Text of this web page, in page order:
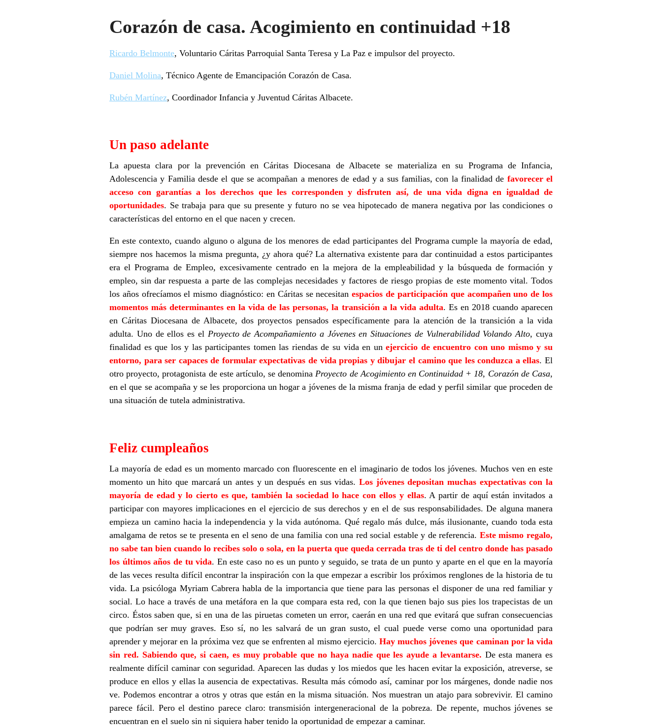
Corazón de casa. Acogimiento en continuidad +18
Ricardo Belmonte, Voluntario Cáritas Parroquial Santa Teresa y La Paz e impulsor del proyecto.
Daniel Molina, Técnico Agente de Emancipación Corazón de Casa.
Rubén Martínez, Coordinador Infancia y Juventud Cáritas Albacete.
Un paso adelante
La apuesta clara por la prevención en Cáritas Diocesana de Albacete se materializa en su Programa de Infancia,
Adolescencia y Familia desde el que se acompañan a menores de edad y a sus familias, con la finalidad de favorecer el
acceso con garantías a los derechos que les corresponden y disfruten así, de una vida digna en igualdad de
oportunidades. Se trabaja para que su presente y futuro no se vea hipotecado de manera negativa por las condiciones o
características del entorno en el que nacen y crecen.
En este contexto, cuando alguno o alguna de los menores de edad participantes del Programa cumple la mayoría de edad,
siempre nos hacemos la misma pregunta, ¿y ahora qué? La alternativa existente para dar continuidad a estos participantes
era el Programa de Empleo, excesivamente centrado en la mejora de la empleabilidad y la búsqueda de formación y
empleo, sin dar respuesta a parte de las complejas necesidades y factores de riesgo propias de este momento vital. Todos
los años ofrecíamos el mismo diagnóstico: en Cáritas se necesitanespacios de participación que acompañen uno de los
momentos más determinantes en la vida de las personas, la transición a la vida adulta. Es en 2018 cuando aparecen
en Cáritas Diocesana de Albacete, dos proyectos pensados específicamente para la atención de la transición a la vida
adulta. Uno de ellos es el Proyecto de Acompañamiento a Jóvenes en Situaciones de Vulnerabilidad Volando Alto, cuya
finalidad es que los y las participantes tomen las riendas de su vida en unejercicio de encuentro con uno mismo y su
entorno, para ser capaces de formular expectativas de vida propias y dibujar el camino que les conduzca a ellas. El
otro proyecto, protagonista de este artículo, se denominaProyecto de Acogimiento en Continuidad + 18, Corazón de Casa,
en el que se acompaña y se les proporciona un hogar a jóvenes de la misma franja de edad y perfil similar que proceden de
una situación de tutela administrativa.
Feliz cumpleaños
La mayoría de edad es un momento marcado con fluorescente en el imaginario de todos los jóvenes. Muchos ven en este
momento un hito que marcará un antes y un después en sus vidas. Los jóvenes depositan muchas expectativas con la
mayoría de edad y lo cierto es que, también la sociedad lo hace con ellos y ellas. A partir de aquí están invitados a
participar con mayores implicaciones en el ejercicio de sus derechos y en el de sus responsabilidades. De alguna manera
empieza un camino hacia la independencia y la vida autónoma. Qué regalo más dulce, más ilusionante, cuando toda esta
amalgama de retos se te presenta en el seno de una familia con una red social estable y de referencia. Este mismo regalo,
no sabe tan bien cuando lo recibes solo o sola, en la puerta que queda cerrada tras de ti del centro donde has pasado
los últimos años de tu vida. En este caso no es un punto y seguido, se trata de un punto y aparte en el que en la mayoría
de las veces resulta difícil encontrar la inspiración con la que empezar a escribir los próximos renglones de la historia de tu
vida. La psicóloga Myriam Cabrera habla de la importancia que tiene para las personas el disponer de una red familiar y
social. Lo hace a través de una metáfora en la que compara esta red, con la que tienen bajo sus pies los trapecistas de un
circo. Éstos saben que, si en una de las piruetas cometen un error, caerán en una red que evitará que sufran consecuencias
que podrían ser muy graves. Eso sí, no les salvará de un gran susto, el cual puede verse como una oportunidad para
aprender y mejorar en la próxima vez que se enfrenten al mismo ejercicio. Hay muchos jóvenes que caminan por la vida
sin red. Sabiendo que, si caen, es muy probable que no haya nadie que les ayude a levantarse. De esta manera es
realmente difícil caminar con seguridad. Aparecen las dudas y los miedos que les hacen evitar la exposición, atreverse, se
produce en ellos y ellas la ausencia de expectativas. Resulta más cómodo así, caminar por los márgenes, donde nadie nos
ve. Podemos encontrar a otros y otras que están en la misma situación. Nos muestran un atajo para sobrevivir. El camino
parece fácil. Pero el destino parece claro: transmisión intergeneracional de la pobreza. De repente, muchos jóvenes se
encuentran en el suelo sin ni siquiera haber tenido la oportunidad de empezar a caminar.